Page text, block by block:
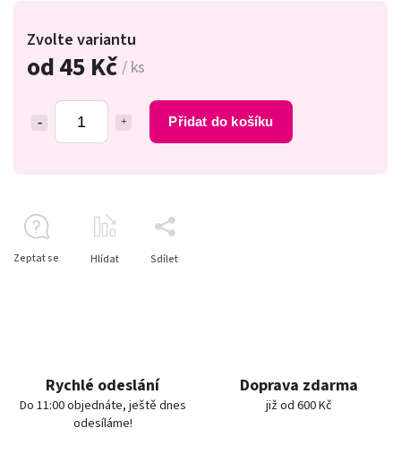
od45 Kč / ks
Přidat do košíku
Zvolte variantu
Zeptat se Hlídat Sdílet
Rychlé odeslání
Do 11:00 objednáte, ještě dnes
odesíláme!
Doprava zdarma
již od 600 Kč